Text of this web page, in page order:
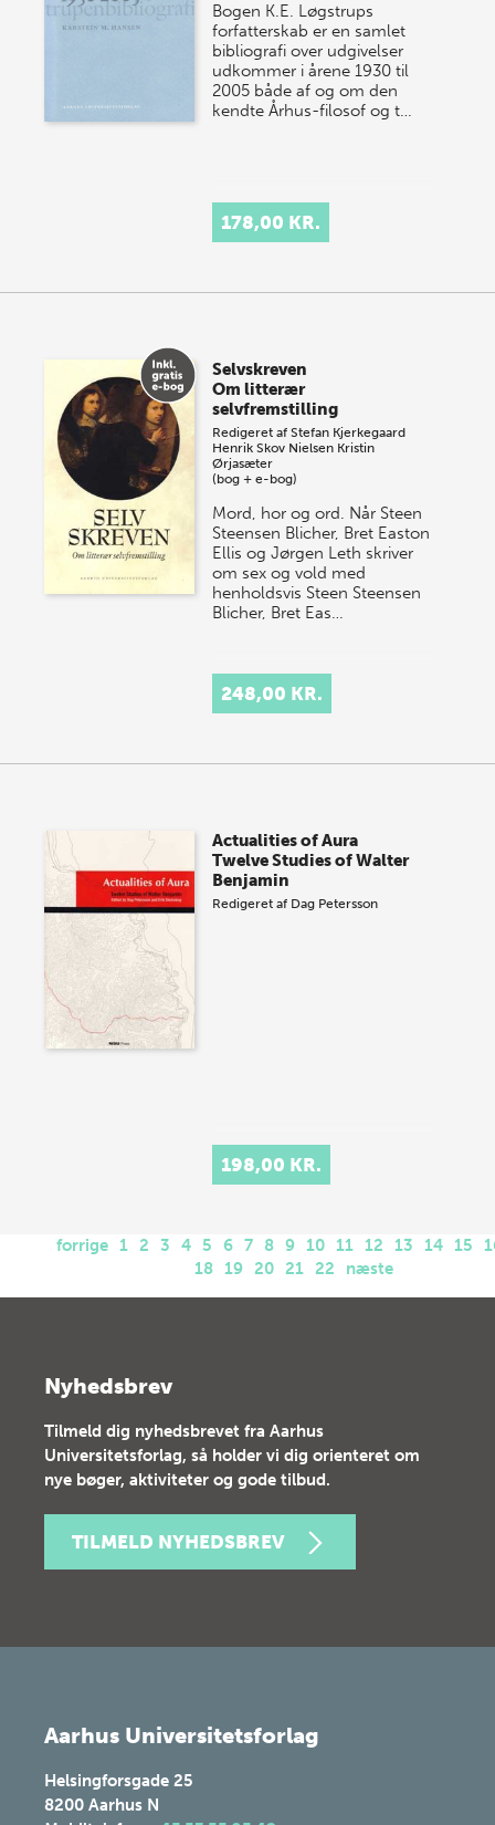
Bogen K.E. Løgstrups
forfatterskab er en samlet
bibliografi over udgivelser
udkommer i årene 1930 til
2005 både af og om den
kendte Århus-filosof og t…
178,00 KR.
Selvskreven
Om litterær
selvfremstilling
Redigeret afStefan Kjerkegaard
Henrik Skov Nielsen Kristin
Ørjasæter
(bog + e-bog)
Mord, hor og ord. Når Steen
Steensen Blicher, Bret Easton
Ellis og Jørgen Leth skriver
om sex og vold med
henholdsvis Steen Steensen
Blicher, Bret Eas…
248,00 KR.
Actualities of Aura
Twelve Studies of Walter
Benjamin
Redigeret af Dag Petersson
198,00 KR.
forrige 1 2 3 4 5 6 7 8 9 10 11 12 13 14 15
18 19 20 21 22 næste
Nyhedsbrev
Tilmeld dig nyhedsbrevet fra Aarhus
Universitetsforlag, så holder vi dig orienteret om
nye bøger, aktiviteter og gode tilbud.
TILMELD NYHEDSBREV
Aarhus Universitetsforlag
Helsingforsgade 25
8200 Aarhus N